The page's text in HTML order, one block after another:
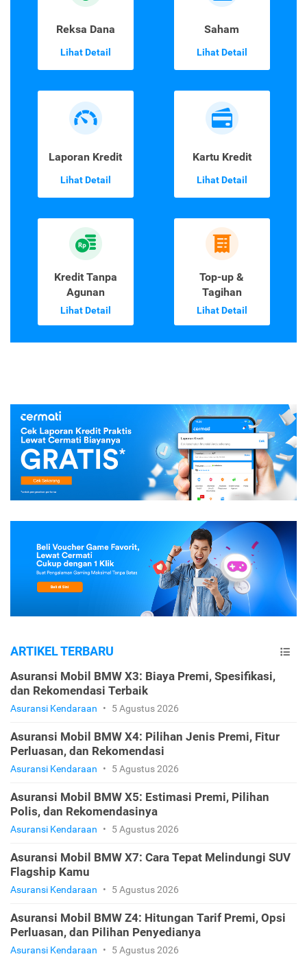
Reksa Dana
Lihat Detail
Saham
Lihat Detail
Laporan Kredit
Lihat Detail
Kartu Kredit
Lihat Detail
Kredit Tanpa
Agunan
Lihat Detail
Top-up &
Tagihan
Lihat Detail
ARTIKEL TERBARU
Asuransi Mobil BMW X3: Biaya Premi, Spesifikasi,
dan Rekomendasi Terbaik
Asuransi Kendaraan • 5 Agustus 2026
Asuransi Mobil BMW X4: Pilihan Jenis Premi, Fitur
Perluasan, dan Rekomendasi
Asuransi Kendaraan • 5 Agustus 2026
Asuransi Mobil BMW X5: Estimasi Premi, Pilihan
Polis, dan Rekomendasinya
Asuransi Kendaraan • 5 Agustus 2026
Asuransi Mobil BMW X7: Cara Tepat Melindungi SUV
Flagship Kamu
Asuransi Kendaraan • 5 Agustus 2026
Asuransi Mobil BMW Z4: Hitungan Tarif Premi, Opsi
Perluasan, dan Pilihan Penyedianya
Asuransi Kendaraan • 5 Agustus 2026